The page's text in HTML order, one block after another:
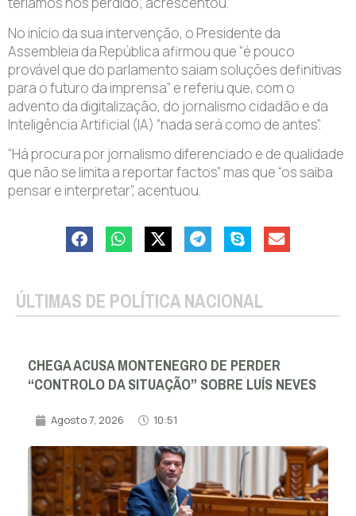
No início da sua intervenção, o Presidente da
Assembleia da República afirmou que “é pouco
provável que do parlamento saiam soluções definitivas
para o futuro da imprensa” e referiu que, com o
advento da digitalização, do jornalismo cidadão e da
Inteligência Artificial (IA) “nada será como de antes”.
“Há procura por jornalismo diferenciado e de qualidade
que não se limita a reportar factos” mas que “os saiba
pensar e interpretar”, acentuou.
ÚLTIMAS DE POLÍTICA NACIONAL
CHEGA ACUSA MONTENEGRO DE PERDER
“CONTROLO DA SITUAÇÃO” SOBRE LUÍS NEVES
Agosto 7, 2026 10:51